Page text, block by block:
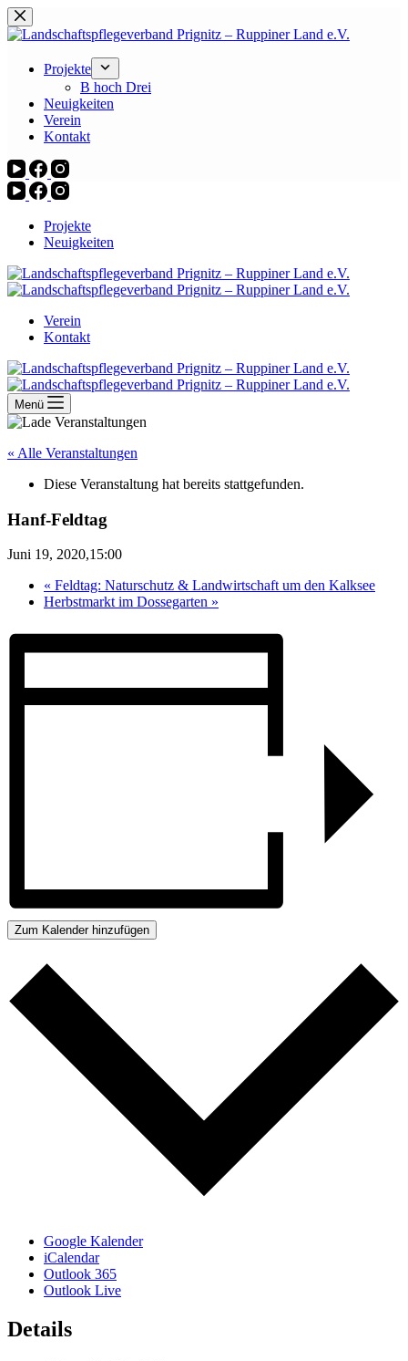
Zum
Inhalt
Projekte
B hoch Drei
Neuigkeiten
Verein
Kontakt
Projekte
Neuigkeiten
Verein
Kontakt
Menü
« Alle Veranstaltungen
Diese Veranstaltung hat bereits stattgefunden.
Hanf-Feldtag
Juni 19, 2020,15:00
« Feldtag: Naturschutz & Landwirtschaft um den Kalksee
Herbstmarkt im Dossegarten »
Zum Kalender hinzufügen
Google Kalender
iCalendar
Outlook 365
Outlook Live
Details